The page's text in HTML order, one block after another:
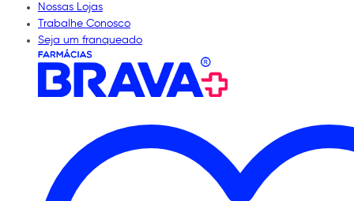
Nossas Lojas
Trabalhe Conosco
Seja um franqueado